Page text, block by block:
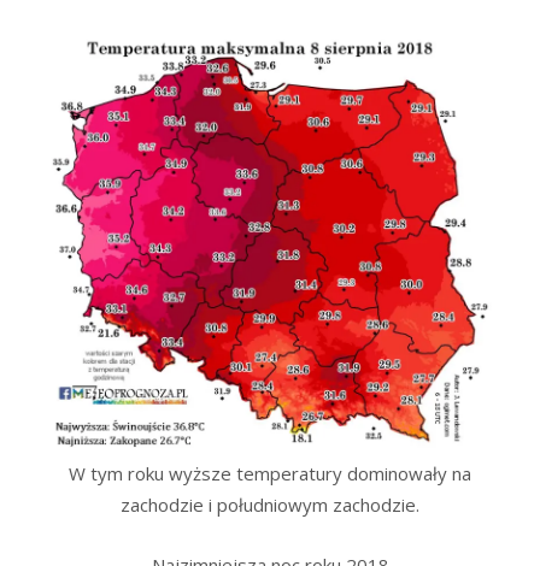
W tym roku wyższe temperatury dominowały na
zachodzie i południowym zachodzie.